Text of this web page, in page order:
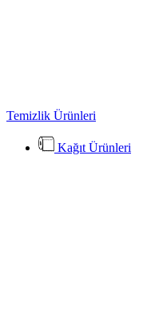
Temizlik Ürünleri
Kağıt Ürünleri